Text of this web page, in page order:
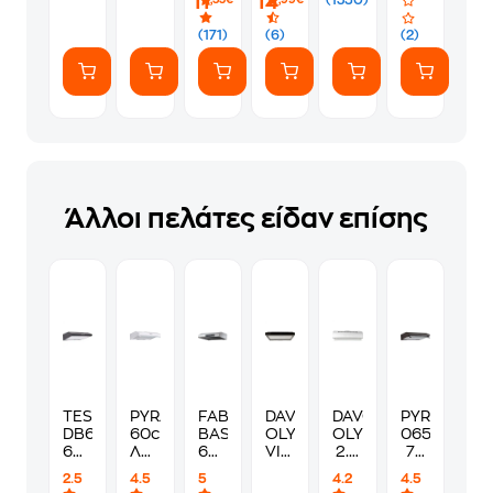
(171)
ευγενικά
(6)
Charging
-
White
(2)
Άλλοι πελάτες είδαν επίσης
TESLA
DB600SB
60cm
Ελεύθερος
2.5
PYRAMIS
60cm
Λευκό
Ελεύθερος
4.5
FABER 2740
BASEXA60
60cm
Απορροφητήρας
5
DAVOLINE
OLYMPIA
VITRA
DAVOLINE
OLYMPIA
2.0
WH
4.2
PYRAMIS
065029702
70
Καφέ
4.5